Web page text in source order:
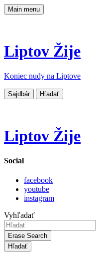
Main menu
Liptov Žije
Koniec nudy na Liptove
Sajdbár Hľadať
Liptov Žije
Social
facebook
youtube
instagram
Vyhľadať
Erase Search